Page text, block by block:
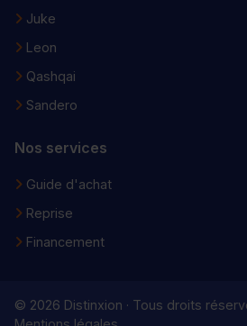
Juke
Leon
Qashqai
Sandero
Nos services
Guide d'achat
Reprise
Financement
© 2026 Distinxion · Tous droits